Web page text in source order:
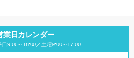
業日カレンダー
日9:00～18:00／土曜9:00～17:00